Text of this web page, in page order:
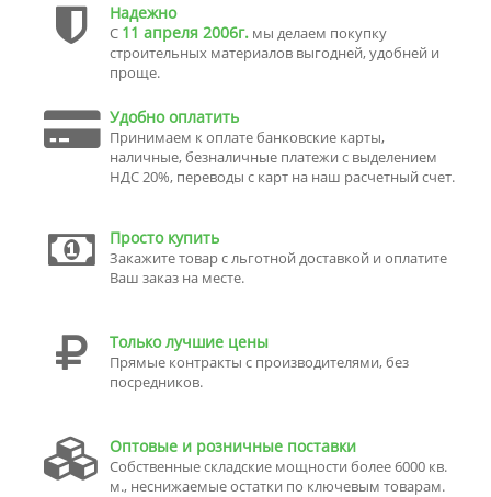
Надежно
С 11 апреля 2006г. мы делаем покупку
строительных материалов выгодней, удобней и
проще.
Удобно оплатить
Принимаем к оплате банковские карты,
наличные, безналичные платежи с выделением
НДС 20%, переводы с карт на наш расчетный счет.
Просто купить
Закажите товар с льготной доставкой и оплатите
Ваш заказ на месте.
Только лучшие цены
Прямые контракты с производителями, без
посредников.
Оптовые и розничные поставки
Собственные складские мощности более 6000 кв.
м., неснижаемые остатки по ключевым товарам.